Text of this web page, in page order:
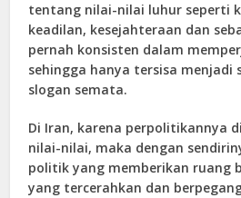
tentang nilai-nilai luhur seperti
keadilan, kesejahteraan dan
pernah konsisten dalam
sehingga hanya tersisa menjadi
slogan semata.
Di Iran, karena perpolitikannya
nilai-nilai, maka dengan
politik yang memberikan ruang
yang tercerahkan dan